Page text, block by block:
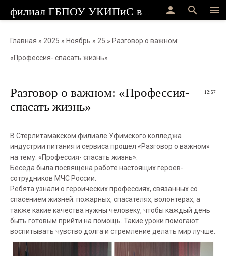
menu
search
person
Главная » 2025 » Ноябрь » 25 » Разговор о важном:
«Профессия- спасать жизнь»
12:57
Разговор о важном: «Профессия-
спасать жизнь»
В Стерлитамакском филиале Уфимского колледжа
индустрии питания и сервиса прошел «Разговор о важном»
на тему: «Профессия- спасать жизнь».
Беседа была посвящена работе настоящих героев-
сотрудников МЧС России.
Ребята узнали о героических профессиях, связанных со
спасением жизней: пожарных, спасателях, волонтерах, а
также какие качества нужны человеку, чтобы каждый день
быть готовым прийти на помощь. Такие уроки помогают
воспитывать чувство долга и стремление делать мир лучше.